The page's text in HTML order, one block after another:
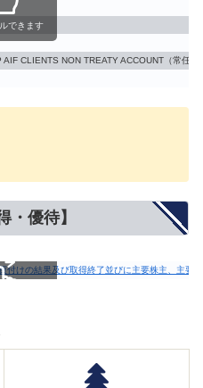
AIF CLIENTS NON TREATY ACCOUNT（常任
できます
・優待】
付けの結果及び取得終了並びに主要株主、主